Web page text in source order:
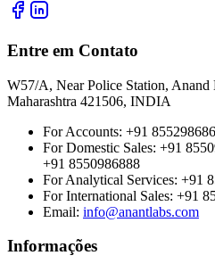
Entre em Contato
W57/A, Near Police Station, Anand
Maharashtra 421506, INDIA
For Accounts: +91
For Domestic Sales: +91
+91 8550986888
For Analytical Services: +91
For International Sales: +91
Email: info@anantlabs.com
Informações